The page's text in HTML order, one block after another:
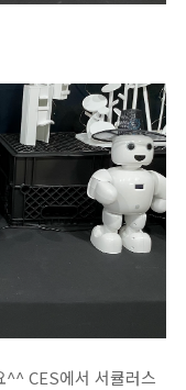
CES에서 서큘러스